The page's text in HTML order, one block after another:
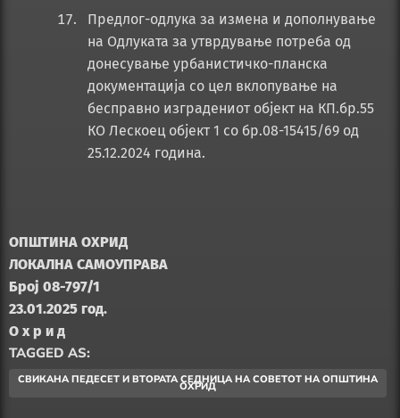
Предлог-одлука за измена и дополнување
на Одлуката за утврдување потреба од
донесување урбанистичко-планска
документација со цел вклопување на
бесправно изградениот објект на КП.бр.55
КО Лескоец објект 1 со бр.08-15415/69 од
25.12.2024 година.
ОПШТИНА ОХРИД
ЛОКАЛНА САМОУПРАВА
Број 08-797/1
23.01.2025 год.
О х р и д
TAGGED AS:
СВИКАНА ПЕДЕСЕТ И ВТОРАТА СЕДНИЦА НА СОВЕТОТ НА ОПШТИНА
ОХРИД